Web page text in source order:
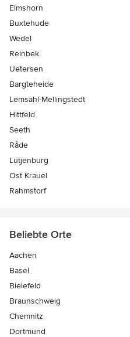
Elmshorn
Buxtehude
Wedel
Reinbek
Uetersen
Bargteheide
Lemsahl-Mellingstedt
Hittfeld
Seeth
Råde
Lütjenburg
Ost Krauel
Rahmstorf
Beliebte Orte
Aachen
Basel
Bielefeld
Braunschweig
Chemnitz
Dortmund